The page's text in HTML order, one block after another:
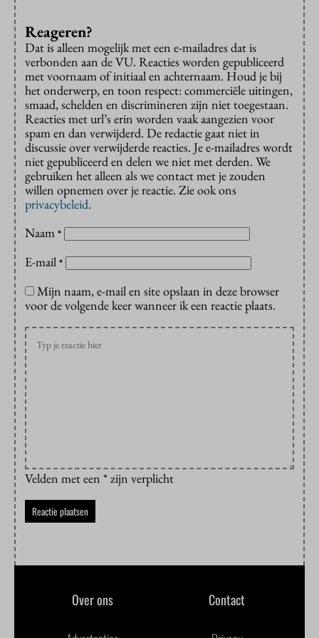
Reageren?
Dat is alleen mogelijk met een e-mailadres dat is
verbonden aan de VU. Reacties worden gepubliceerd
met voornaam of initiaal en achternaam. Houd je bij
het onderwerp, en toon respect: commerciële uitingen,
smaad, schelden en discrimineren zijn niet toegestaan.
Reacties met url’s erin worden vaak aangezien voor
spam en dan verwijderd. De redactie gaat niet in
discussie over verwijderde reacties. Je e-mailadres wordt
niet gepubliceerd en delen we niet met derden. We
gebruiken het alleen als we contact met je zouden
willen opnemen over je reactie. Zie ook ons
privacybeleid.
Naam *
E-mail *
Mijn naam, e-mail en site opslaan in deze browser
voor de volgende keer wanneer ik een reactie plaats.
Velden met een * zijn verplicht
Over ons Contact